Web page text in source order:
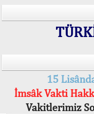
15
İmsâk Vakti
Vakitlerimiz